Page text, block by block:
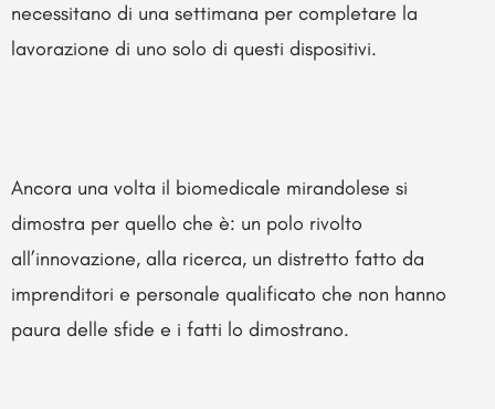
necessitano di una settimana per completare la
lavorazione di uno solo di questi dispositivi.
Ancora una volta il biomedicale mirandolese si
dimostra per quello che è: un polo rivolto
all’innovazione, alla ricerca, un distretto fatto da
imprenditori e personale qualificato che non hanno
paura delle sfide e i fatti lo dimostrano.